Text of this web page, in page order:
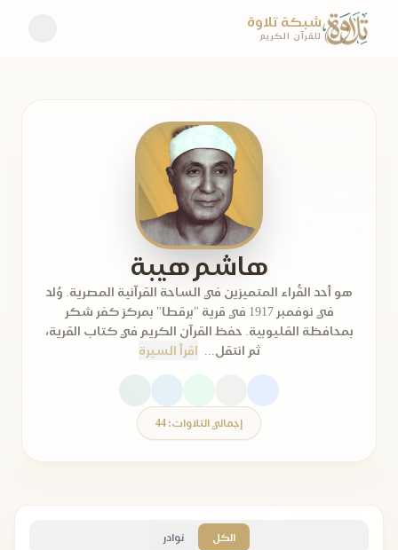
شبكة تلاوة
للقرآن الكريم
هاشم هيبة
هو أحد القُراء المتميزين في الساحة القرآنية المصرية. وُلد
في نوفمبر 1917 في قرية "برقطا" بمركز كفر شكر
بمحافظة القليوبية. حفظ القرآن الكريم في كتاب القرية،
ثم انتقل...
اقرأ السيرة
إجمالي التلاوات: 44
الكل نوادر